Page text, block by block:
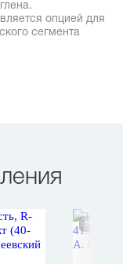
опцией для
сегмента